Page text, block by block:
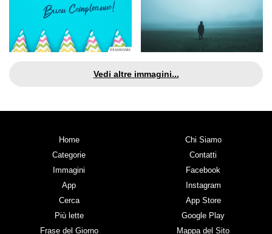
Vedi altre immagini...
Home
Categorie
Immagini
App
Cerca
Più lette
Frase del Giorno
Chi Siamo
Contatti
Facebook
Instagram
App Store
Google Play
Mappa del Sito